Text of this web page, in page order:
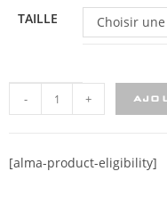
TAILLE Choisir
- +
[alma-product-eligibility]